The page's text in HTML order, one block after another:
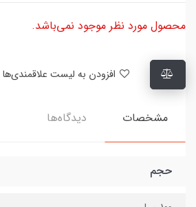
محصول مورد نظر موجود نمی‌باشد.
مشخصات دیدگاه‌ها
حجم